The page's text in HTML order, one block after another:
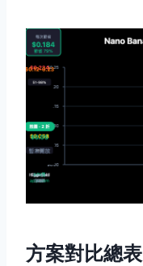
方案對比總表